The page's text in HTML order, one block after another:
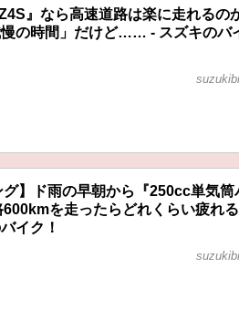
』なら高速道路は楽に走れるの
の時間」だけど…… - スズキのバ
グ】ド雨の早朝から『250cc単気筒
を走ったらどれくらい疲れ
イク！